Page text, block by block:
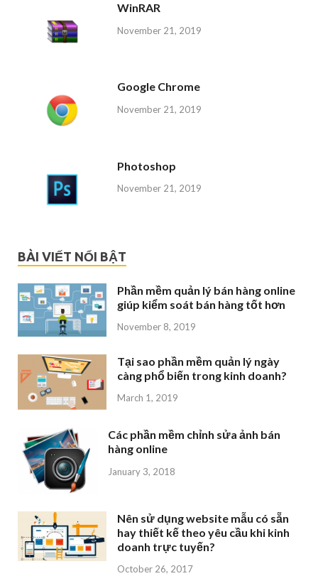
WinRAR
November 21, 2019
Google Chrome
November 21, 2019
Photoshop
November 21, 2019
BÀI VIẾT NỔI BẬT
Phần mềm quản lý bán hàng online
giúp kiểm soát bán hàng tốt hơn
November 8, 2019
Tại sao phần mềm quản lý ngày
càng phổ biến trong kinh doanh?
March 1, 2019
Các phần mềm chỉnh sửa ảnh bán
hàng online
January 3, 2018
Nên sử dụng website mẫu có sẵn
hay thiết kế theo yêu cầu khi kinh
doanh trực tuyến?
October 26, 2017